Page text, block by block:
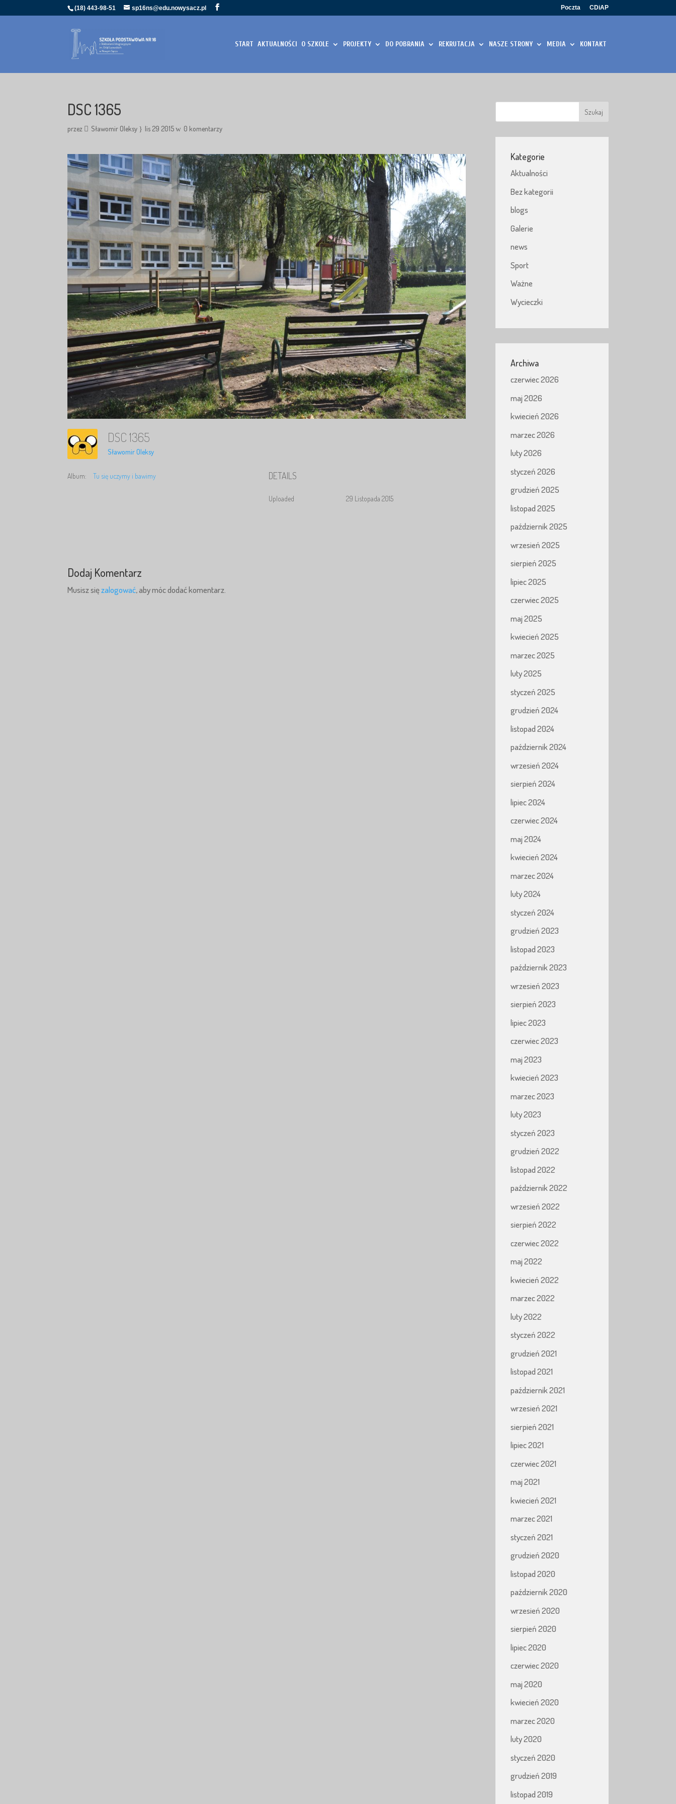
(18) 443-98-51 sp16ns@edu.nowysacz.pl Poczta CDiAP
START AKTUALNOŚCI O SZKOLE PROJEKTY DO POBRANIA REKRUTACJA NASZE STRONY MEDIA KONTAKT
DSC 1365
przez Sławomir Oleksy lis 29 2015 0 komentarzy
DSC 1365
Sławomir Oleksy
Album: Tu się uczymy i bawimy DETAILS
Uploaded 29 Listopada 2015
Dodaj Komentarz
Musisz sięzalogować, aby móc dodać komentarz.
Kategorie
Aktualności
Bez kategorii
blogs
Galerie
news
Sport
Ważne
Wycieczki
Archiwa
czerwiec 2026
maj 2026
kwiecień 2026
marzec 2026
luty 2026
styczeń 2026
grudzień 2025
listopad 2025
październik 2025
wrzesień 2025
sierpień 2025
lipiec 2025
czerwiec 2025
maj 2025
kwiecień 2025
marzec 2025
luty 2025
styczeń 2025
grudzień 2024
listopad 2024
październik 2024
wrzesień 2024
sierpień 2024
lipiec 2024
czerwiec 2024
maj 2024
kwiecień 2024
marzec 2024
luty 2024
styczeń 2024
grudzień 2023
listopad 2023
październik 2023
wrzesień 2023
sierpień 2023
lipiec 2023
czerwiec 2023
maj 2023
kwiecień 2023
marzec 2023
luty 2023
styczeń 2023
grudzień 2022
listopad 2022
październik 2022
wrzesień 2022
sierpień 2022
czerwiec 2022
maj 2022
kwiecień 2022
marzec 2022
luty 2022
styczeń 2022
grudzień 2021
listopad 2021
październik 2021
wrzesień 2021
sierpień 2021
lipiec 2021
czerwiec 2021
maj 2021
kwiecień 2021
marzec 2021
styczeń 2021
grudzień 2020
listopad 2020
październik 2020
wrzesień 2020
sierpień 2020
lipiec 2020
czerwiec 2020
maj 2020
kwiecień 2020
marzec 2020
luty 2020
styczeń 2020
grudzień 2019
listopad 2019